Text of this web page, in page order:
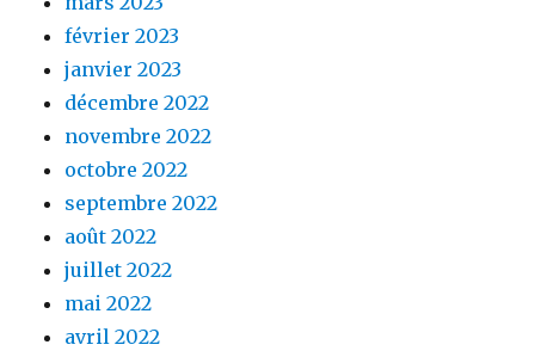
février 2023
janvier 2023
décembre 2022
novembre 2022
octobre 2022
septembre 2022
août 2022
juillet 2022
mai 2022
avril 2022